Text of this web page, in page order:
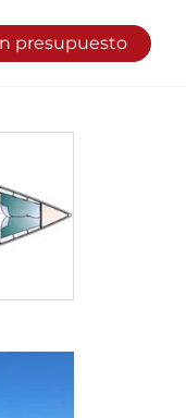
presupuesto